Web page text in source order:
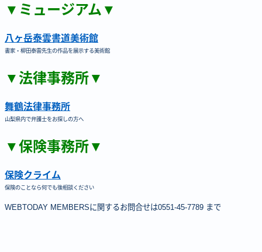
▼ミュージアム▼
八ヶ岳泰雲書道美術館
書家・柳田泰雲先生の作品を展示する美術館
▼法律事務所▼
舞鶴法律事務所
山梨県内で弁護士をお探しの方へ
▼保険事務所▼
保険クライム
保険のことなら何でも後相談ください
WEBTODAY MEMBERSに関するお問合せは0551-45-7789 まで